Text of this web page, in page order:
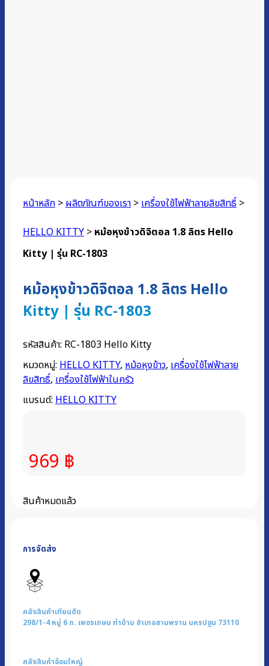
หน้าหลัก >ผลิตภัณฑ์ของเรา >เครื่องใช้ไฟฟ้าลายลิขสิทธิ์ >
HELLO KITTY > หม้อหุงข้าวดิจิตอล 1.8 ลิตร Hello
Kitty | รุ่น RC-1803
หม้อหุงข้าวดิจิตอล 1.8 ลิตร Hello
Kitty | รุ่น RC-1803
รหัสสินค้า: RC-1803 Hello Kitty
หมวดหมู่: HELLO KITTY, หม้อหุงข้าว, เครื่องใช้ไฟฟ้าลาย
ลิขสิทธิ์, เครื่องใช้ไฟฟ้าในครัว
แบรนด์: HELLO KITTY
969 ฿
สินค้าหมดแล้ว
การจัดส่ง
คลังสินค้าเทียนดัด
298/1-4 หมู่ 6 ถ. เพชรเกษม ท่าข้าม อำเภอสามพราน นครปฐม 73110
คลังสินค้าอ้อมใหญ่